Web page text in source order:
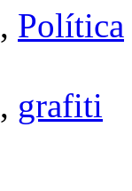
, Política
, grafiti